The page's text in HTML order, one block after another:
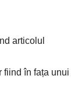
articolul
fiind în fața unui